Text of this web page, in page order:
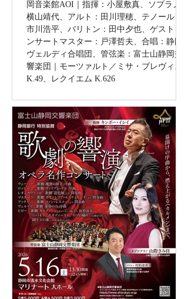
岡音楽館AOI｜指揮：小屋敷真、ソプラノ：
横山靖代、アルト：田川理穂、テノール：
市川浩平、バリトン：田中夕也、ゲストコ
ンサートマスター：戸澤哲夫、合唱：静岡
ヴェルディ合唱団、管弦楽：富士山静岡交
響楽団｜モーツァルト／ミサ・ブレヴィス
K.49、レクイエム K.626